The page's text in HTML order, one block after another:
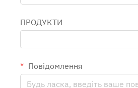
ПРОДУКТИ
Повідомлення